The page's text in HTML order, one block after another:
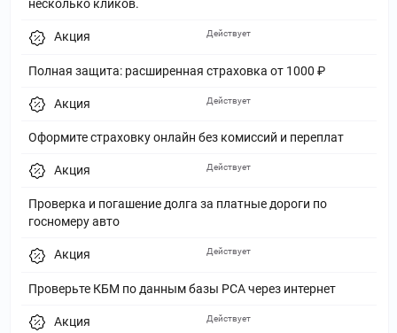
несколько кликов.
Акция
Полная защита: расширенная страховка от 1000 ₽
Действует
Акция
Оформите страховку онлайн без комиссий и переплат
Действует
Акция
Проверка и погашение долга за платные дороги по
госномеру авто
Действует
Акция
Проверьте КБМ по данным базы РСА через интернет
Действует
Акция Действует